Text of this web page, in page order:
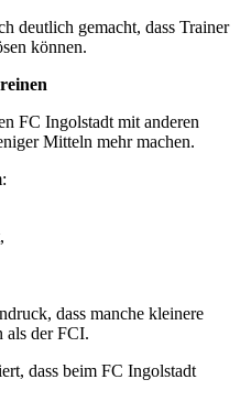
deutlich gemacht, dass Trainer
können.
FC Ingolstadt mit anderen
Mitteln mehr machen.
dass manche kleinere
als der FCI.
dass beim FC Ingolstadt